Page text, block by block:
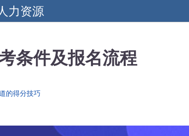
力资源
条件及报名流程
的得分技巧